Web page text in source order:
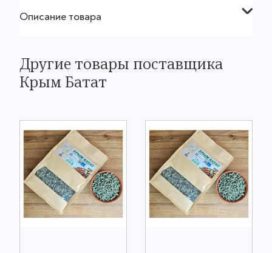
Описание товара
Другие товары поставщика
Крым Батат